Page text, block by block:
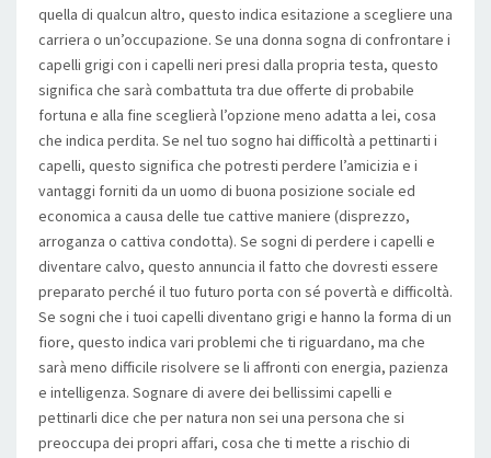
quella di qualcun altro, questo indica esitazione a scegliere una
carriera o un’occupazione. Se una donna sogna di confrontare i
capelli grigi con i capelli neri presi dalla propria testa, questo
significa che sarà combattuta tra due offerte di probabile
fortuna e alla fine sceglierà l’opzione meno adatta a lei, cosa
che indica perdita. Se nel tuo sogno hai difficoltà a pettinarti i
capelli, questo significa che potresti perdere l’amicizia e i
vantaggi forniti da un uomo di buona posizione sociale ed
economica a causa delle tue cattive maniere (disprezzo,
arroganza o cattiva condotta). Se sogni di perdere i capelli e
diventare calvo, questo annuncia il fatto che dovresti essere
preparato perché il tuo futuro porta con sé povertà e difficoltà.
Se sogni che i tuoi capelli diventano grigi e hanno la forma di un
fiore, questo indica vari problemi che ti riguardano, ma che
sarà meno difficile risolvere se li affronti con energia, pazienza
e intelligenza. Sognare di avere dei bellissimi capelli e
pettinarli dice che per natura non sei una persona che si
preoccupa dei propri affari, cosa che ti mette a rischio di